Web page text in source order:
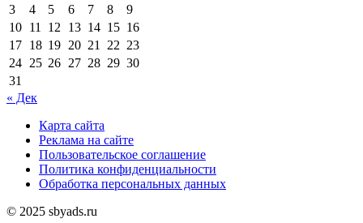
3
4 5 6 7 8
9
10 11 12 13 14 15 16
17 18 19 20 21 22 23
24 25 26 27 28 29 30
31
« Дек
Карта сайта
Реклама на сайте
Пользовательское соглашение
Политика конфиденциальности
Обработка персональных данных
© 2025 sbyads.ru